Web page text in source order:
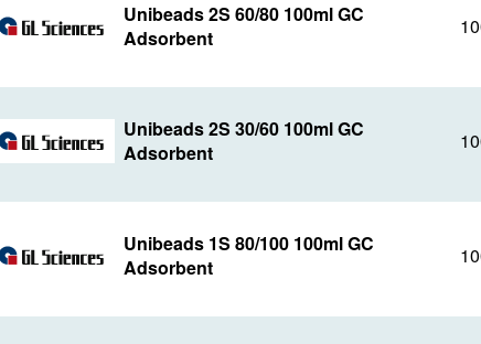
Unibeads 2S 60/80 100ml GC
Adsorbent
Unibeads 2S 30/60 100ml GC
Adsorbent
Unibeads 1S 80/100 100ml GC
Adsorbent